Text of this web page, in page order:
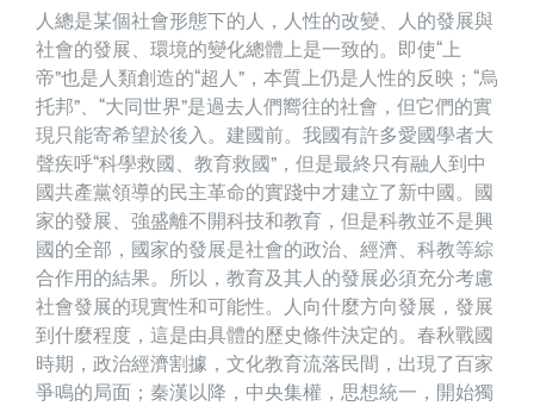
人總是某個社會形態下的人，人性的改變、人的發展與
社會的發展、環境的變化總體上是一致的。即使“上
帝”也是人類創造的“超人”，本質上仍是人性的反映；“烏
托邦”、“大同世界”是過去人們嚮往的社會，但它們的實
現只能寄希望於後入。建國前。我國有許多愛國學者大
聲疾呼“科學救國、教育救國”，但是最終只有融人到中
國共產黨領導的民主革命的實踐中才建立了新中國。國
家的發展、強盛離不開科技和教育，但是科教並不是興
國的全部，國家的發展是社會的政治、經濟、科教等綜
合作用的結果。所以，教育及其人的發展必須充分考慮
社會發展的現實性和可能性。人向什麼方向發展，發展
到什麼程度，這是由具體的歷史條件決定的。春秋戰國
時期，政治經濟割據，文化教育流落民間，出現了百家
爭鳴的局面；秦漢以降，中央集權，思想統一，開始獨